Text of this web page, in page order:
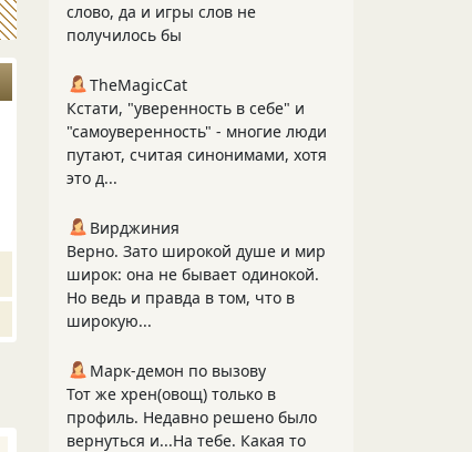
слово, да и игры слов не
получилось бы
TheMagicCat
Кстати, "уверенность в себе" и
"самоуверенность" - многие люди
путают, считая синонимами, хотя
это д...
Вирджиния
Верно. Зато широкой душе и мир
широк: она не бывает одинокой.
Но ведь и правда в том, что в
широкую...
Марк-демон по вызову
Тот же хрен(овощ) только в
профиль. Недавно решено было
вернуться и...На тебе. Какая то